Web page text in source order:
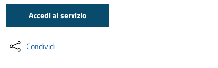
Accedi al servizio
Condividi